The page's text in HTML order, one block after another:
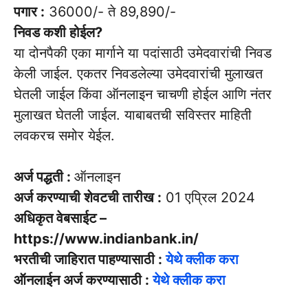
पगार : 36000/- ते 89,890/-
निवड कशी होईल?
या दोनपैकी एका मार्गाने या पदांसाठी उमेदवारांची निवड
केली जाईल. एकतर निवडलेल्या उमेदवारांची मुलाखत
घेतली जाईल किंवा ऑनलाइन चाचणी होईल आणि नंतर
मुलाखत घेतली जाईल. याबाबतची सविस्तर माहिती
लवकरच समोर येईल.
अर्ज पद्धती : ऑनलाइन
अर्ज करण्याची शेवटची तारीख : 01 एप्रिल 2024
अधिकृत वेबसाईट –
https://www.indianbank.in/
भरतीची जाहिरात पाहण्यासाठी : येथे क्लीक करा
ऑनलाईन अर्ज करण्यासाठी :येथे क्लीक करा